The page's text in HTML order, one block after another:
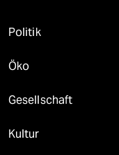
Politik
Öko
Gesellschaft
Kultur